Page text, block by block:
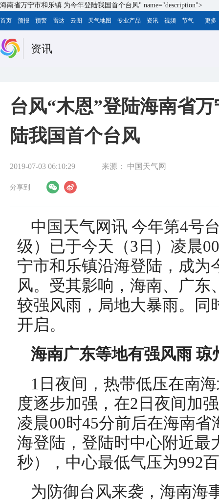
海南省万宁市和乐镇 为今年登陆我国首个台风" name="description">
首页 预报 预警 雷达 云图 天气地图 专业产品 资讯 视频 节气 更多
资讯
台风“木恩”登陆海南省
陆我国首个台风
2019-07-03 06:10:29 来源： 中国天气网
分享到
中国天气网讯 今年第4号
级）已于今天（3日 ） 凌晨
宁市和乐镇沿海登陆 ，成
风。受其影响，海南、广
较强风雨，局地大暴雨。同
开启。
海南广东等地有强风雨
1日夜间，热带低压在南
度逐步加强，在2日夜间加
凌晨00时45分前后在海南省
海登陆，登陆时中心附近最
秒）
，中心最低气压为992
为防御台风来袭，海南海